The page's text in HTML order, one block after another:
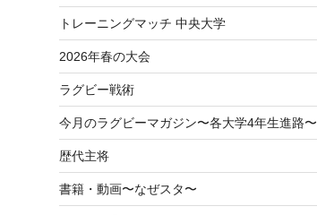
トレーニングマッチ 中央大学
2026年春の大会
ラグビー戦術
今月のラグビーマガジン〜各大学4年生進路〜
歴代主将
書籍・動画〜なぜスタ〜